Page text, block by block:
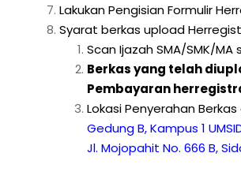
Lakukan Pengisian Formulir
Syarat berkas upload
Scan Ijazah SMA/SMK/
Berkas yang telah
Pembayaran
Lokasi Penyerahan
Gedung B, Kampus 1
Jl. Mojopahit No. 666 B,